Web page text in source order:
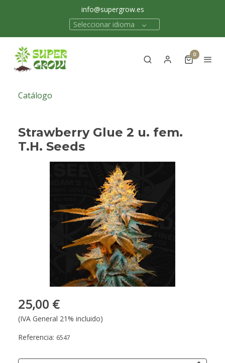
info@supergrow.es
Seleccionar idioma
0
Catálogo
Strawberry Glue 2 u. fem.
T.H. Seeds
25,00 €
(IVA General 21% incluido)
Referencia: 6547